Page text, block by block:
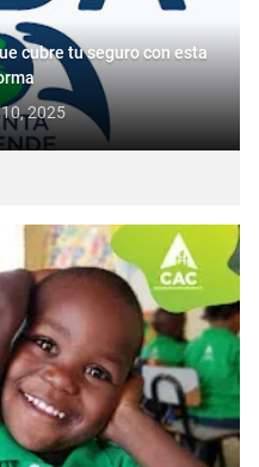
cubre tu seguro con esta
2025